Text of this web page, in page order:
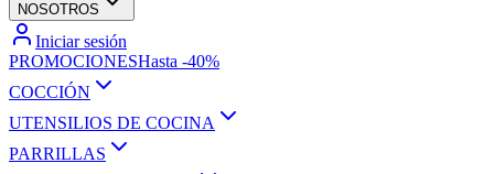
NOSOTROS
Iniciar sesión
PROMOCIONESHasta -40%
COCCIÓN
UTENSILIOS DE COCINA
PARRILLAS